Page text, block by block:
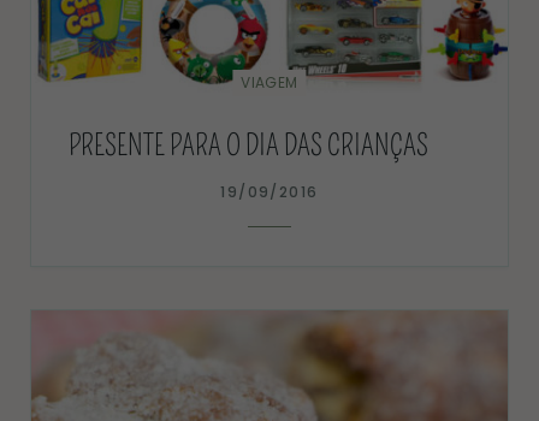
VIAGEM
PRESENTE PARA O DIA DAS CRIANÇAS
19/09/2016